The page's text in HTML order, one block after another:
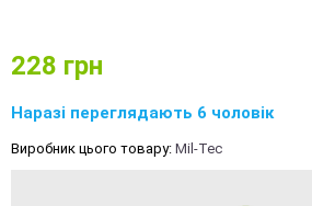
228 грн
Наразі переглядають 6 чоловік
Виробник цього товару: Mil-Tec